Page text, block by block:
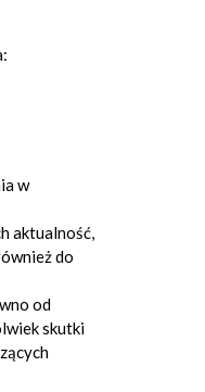
w
aktualność,
do
od
skutki